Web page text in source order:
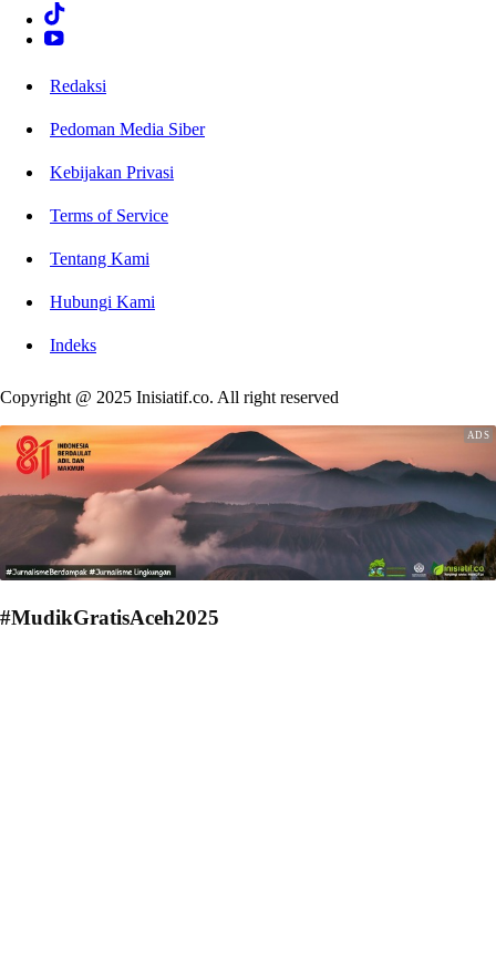
Redaksi
Pedoman Media Siber
Kebijakan Privasi
Terms of Service
Tentang Kami
Hubungi Kami
Indeks
Copyright @ 2025 Inisiatif.co. All right reserved
#MudikGratisAceh2025